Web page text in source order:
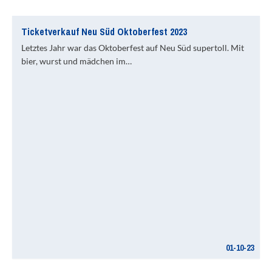
Ticketverkauf Neu Süd Oktoberfest 2023
Letztes Jahr war das Oktoberfest auf Neu Süd supertoll. Mit
bier, wurst und mädchen im…
01-10-23